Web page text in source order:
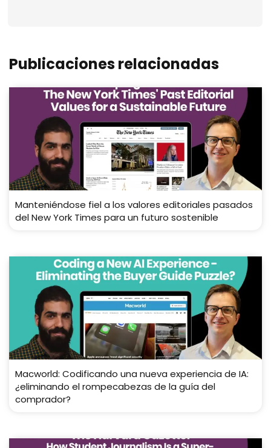
Publicaciones relacionadas
Manteniéndose fiel a los valores editoriales pasados ​​
del New York Times para un futuro sostenible
Macworld: Codificando una nueva experiencia de IA:
¿eliminando el rompecabezas de la guía del
comprador?